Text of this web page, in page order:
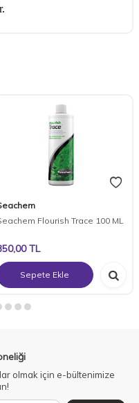
Flourish Trace 100 ML
TL
Sepete Ekle
olmak için e-bültenimize